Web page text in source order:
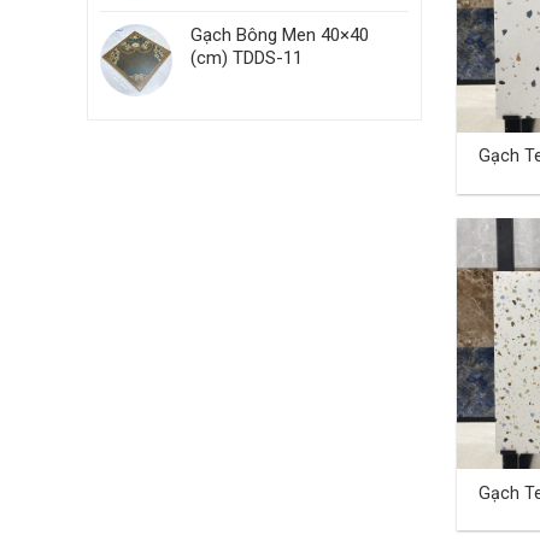
Gạch Bông Men 40×40
(cm) TDDS-11
Gạch
Gạch